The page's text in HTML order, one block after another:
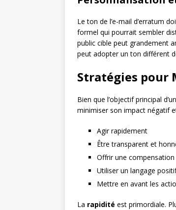
Le ton de l’e-mail d’erratum
formel qui pourrait sembler
public cible peut grandement
peut adopter un ton différent
Stratégies pour
Bien que l’objectif principal
minimiser son impact négatif
Agir rapidement
Être transparent et
Offrir une
Utiliser un langage
Mettre en avant les
La rapidité est primordiale.